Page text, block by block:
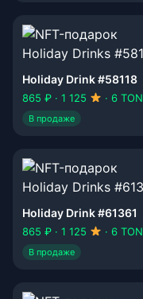
Holiday Drink #58118
865 ₽ · 1 125 · 6 TON
В продаже
Holiday Drink #61361
865 ₽ · 1 125 · 6 TON
В продаже